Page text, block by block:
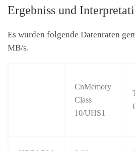
Ergebniss und
Es wurden folgende Datenraten
MB/s.
CnMemory
Class
10/UHS1